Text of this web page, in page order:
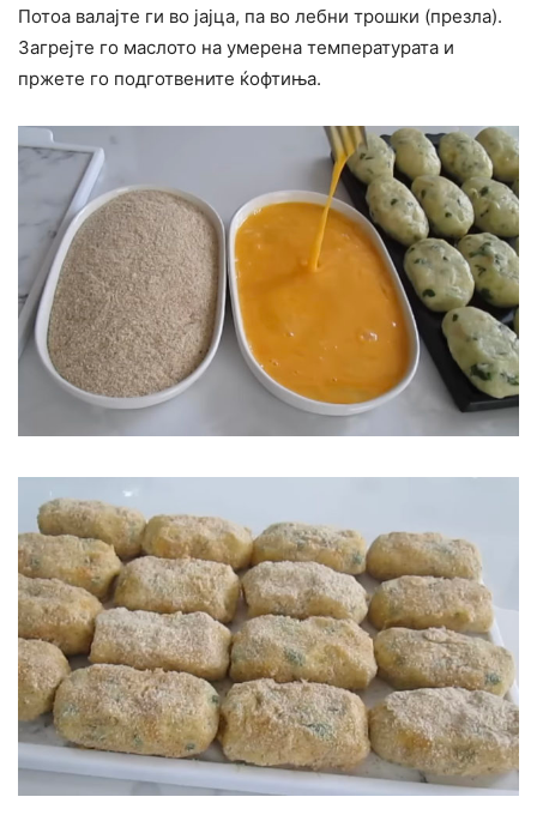
Потоа валајте ги во јајца, па во лебни трошки (презла).
Загрејте го маслото на умерена температурата и
пржете го подготвените ќофтиња.